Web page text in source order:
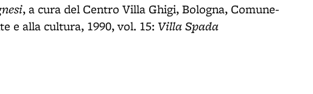
, a cura del Centro Villa Ghigi, Bologna, Comune-
e alla cultura, 1990, vol. 15: Villa Spada